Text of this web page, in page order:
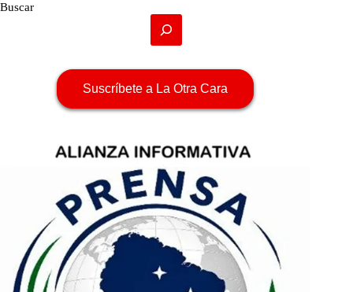
Buscar
Suscríbete a La Otra Cara